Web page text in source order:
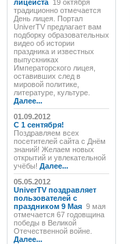
лицеиста 19 октября
традиционно отмечается
День лицея. Портал
UniverTV предлагает вам
подборку образовательных
видео об истории
праздника и известных
выпускниках
Императорского лицея,
оставивших след в
мировой политике,
литературе, культуре.
Далее...
01.09.2012
C 1 сентября!
Поздравляем всех
посетителей сайта с Днём
знаний! Желаем новых
открытий и увлекательной
учёбы! Далее...
05.05.2012
UniverTV поздравляет
пользователей с
праздником 9 Мая 9 мая
отмечается 67 годовщина
победы в Великой
Отечественной войне.
Далее...